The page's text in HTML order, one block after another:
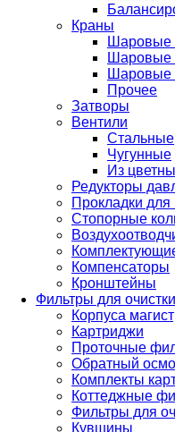
Краны
Шаровые
Шаровые
Шаровые
Прочее
Затворы
Вентили
Стальные
Чугунные
Из
Редукторы
Прокладки для
Стопорные
Компенсаторы
Кронштейны
Фильтры для
Корпуса
Картриджи
Проточные
Обратный
Комплекты
Коттеджные
Фильтры для
Кувшины